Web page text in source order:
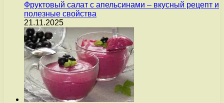
Фруктовый салат с апельсинами – вкусный рецепт и
полезные свойства
21.11.2025